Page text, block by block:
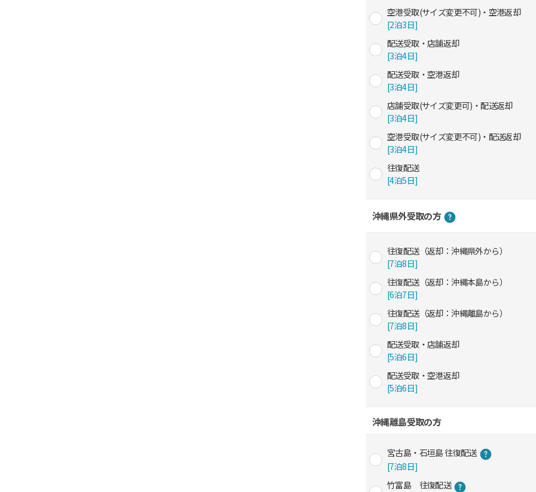
空港受取(サイズ変更不可)・空港返却
[2泊3日]
配送受取・店舗返却
[3泊4日]
配送受取・空港返却
[3泊4日]
店舗受取(サイズ変更可)・配送返却
[3泊4日]
空港受取(サイズ変更不可)・配送返却
[3泊4日]
往復配送
[4泊5日]
沖縄県外受取の方
往復配送（返却：沖縄県外から）
[7泊8日]
往復配送（返却：沖縄本島から）
[6泊7日]
往復配送（返却：沖縄離島から）
[7泊8日]
配送受取・店舗返却
[5泊6日]
配送受取・空港返却
[5泊6日]
沖縄離島受取の方
宮古島・石垣島 往復配送
[7泊8日]
竹富島 往復配送